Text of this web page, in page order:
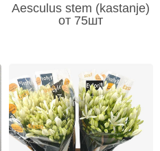
Aesculus stem (kastanje)
от 75шт